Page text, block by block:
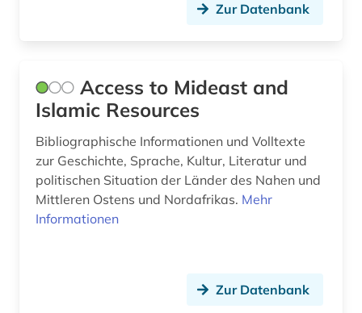
biographie (8)
biologie (2)
bodoni (1)
bokmål (1)
book e (1)
Zur Datenbank
Access to Mideast and
Islamic Resources
Bibliographische Informationen und Volltexte
zur Geschichte, Sprache, Kultur, Literatur und
politischen Situation der Länder des Nahen und
Mittleren Ostens und Nordafrikas. Mehr
Informationen
Zur Datenbank